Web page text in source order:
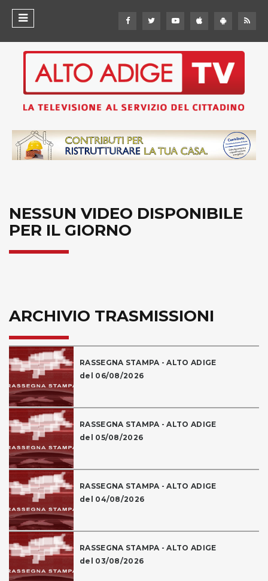
NESSUN VIDEO DISPONIBILE
PER IL GIORNO
ARCHIVIO TRASMISSIONI
RASSEGNA STAMPA - ALTO ADIGE
del 06/08/2026
RASSEGNA STAMPA - ALTO ADIGE
del 05/08/2026
RASSEGNA STAMPA - ALTO ADIGE
del 04/08/2026
RASSEGNA STAMPA - ALTO ADIGE
del 03/08/2026